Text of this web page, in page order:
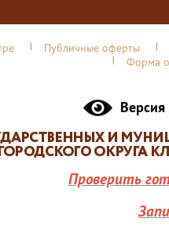
Публичные оферты
Форма
Проверить